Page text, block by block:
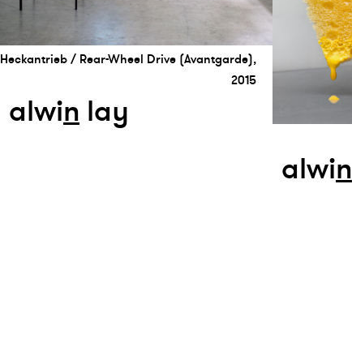
Heckantrieb / Rear-Wheel Drive (Avantgarde),
2015
alwin lay
alwin